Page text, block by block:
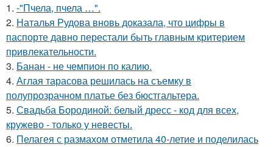
1. -"Пчела, пчела …".
2. Наталья Рудова вновь доказала, что цифры в
паспорте давно перестали быть главным критерием
привлекательности.
3. Банан - не чемпион по калию.
4. Аглая тарасова решилась на съемку в
полупрозрачном платье без бюстгальтера.
5. Свадьба Бородиной: белый дресс - код для всех,
кружево - только у невесты.
6. Пелагея с размахом отметила 40-летие и поделилась